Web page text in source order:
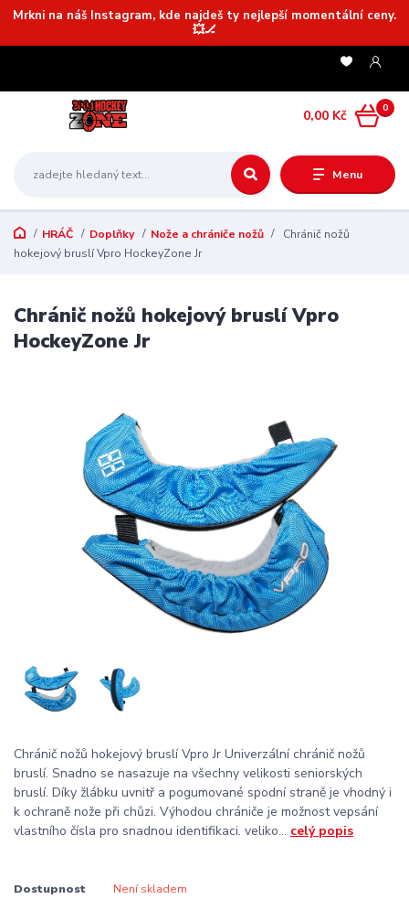
Mrkni na náš Instagram, kde najdeš ty nejlepší momentální ceny.
💥🏒
Menu
0
0,00 Kč
HRÁČ Doplňky Nože a chrániče nožů
Chránič nožů
hokejový bruslí Vpro HockeyZone Jr
Chránič nožů hokejový bruslí Vpro
HockeyZone Jr
Chránič nožů hokejový bruslí Vpro Jr Univerzální chránič nožů
bruslí. Snadno se nasazuje na všechny velikosti seniorských
bruslí. Díky žlábku uvnitř a pogumované spodní straně je vhodný i
k ochraně nože při chůzi. Výhodou chrániče je možnost vepsání
vlastního čísla pro snadnou identifikaci. veliko... celý popis
Dostupnost Není skladem